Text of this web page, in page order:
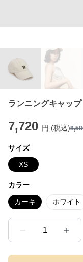
ランニングキャッ
7,720 円 (税込)
サイズ
XS
カラー
カーキ ホワイト
1